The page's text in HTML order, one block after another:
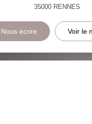
35000 RENNES
Nous écrire Voir le